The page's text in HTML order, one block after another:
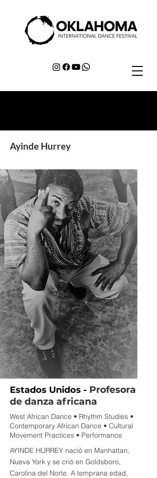
Ayinde Hurrey
Estados Unidos - Profesora
de danza africana
West African Dance • Rhythm Studies •
Contemporary African Dance • Cultural
Movement Practices • Performance
AYINDE HURREY nació en Manhattan,
Nueva York y se crió en Goldsboro,
Carolina del Norte. A temprana edad,